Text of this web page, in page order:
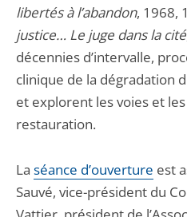
libertés à l’abandon, 1968,
justice… Le juge dans la cité
décennies d’intervalle,
clinique de la dégradation
et explorent les voies et
restauration.
La séance d’ouverture est
Sauvé, vice-président du